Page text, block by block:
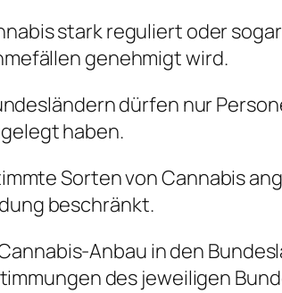
stark reguliert oder
genehmigt wird.
dürfen nur
haben.
Sorten von Cannabis
beschränkt.
Anbau in den
des jeweiligen